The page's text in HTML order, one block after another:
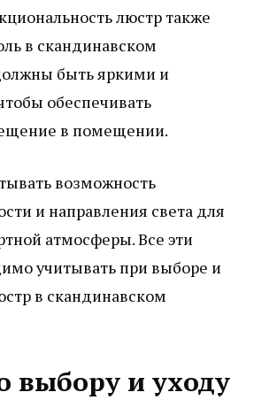
люстр также
в скандинавском
быть яркими и
обеспечивать
в помещении.
возможность
и направления света для
атмосферы. Все эти
учитывать при выборе и
в скандинавском
выбору и уходу